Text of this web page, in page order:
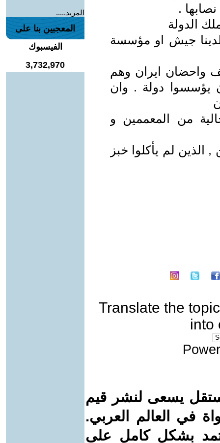
.
الدولة
جيش او مؤسسة
واحضان ايران وهم
يؤسسوا دولة . وان
من المعممين و
, الذين لم يأكلوا خبز
Translate the topic
into
يسعى لنشر قيم
في العالم العربي.
بشكل كامل على
المزيد.....
المعجبين بنا على
الفيسبوك
3,732,970